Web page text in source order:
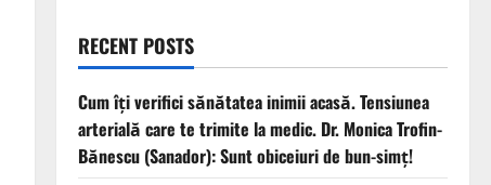
RECENT POSTS
Cum îți verifici sănătatea inimii acasă. Tensiunea
arterială care te trimite la medic. Dr. Monica Trofin-
Bănescu (Sanador): Sunt obiceiuri de bun-simț!